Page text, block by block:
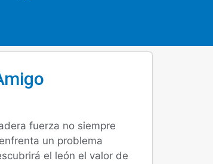
fuerza no siempre
un problema
el león el valor de